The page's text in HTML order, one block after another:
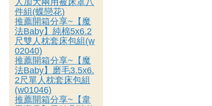
人加大兩用被床罩八
件組(蝶戀花)
推薦開箱分享~【魔
法Baby】純棉5x6.2
尺雙人枕套床包組(w
02040)
推薦開箱分享~【魔
法Baby】磨毛3.5x6.
2尺單人枕套床包組
(w01046)
推薦開箱分享~【韋